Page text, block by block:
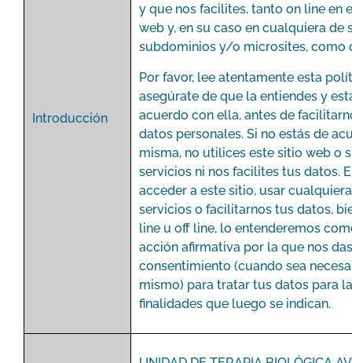
Introducción
y que nos facilites, tanto on line en
web y, en su caso en cualquiera de
subdominios y/o microsites, como
Por favor, lee atentamente esta
asegúrate de que la entiendes y
acuerdo con ella, antes de
datos personales. Si no estás de
misma, no utilices este sitio web o
servicios ni nos facilites tus datos.
acceder a este sitio, usar
servicios o facilitarnos tus datos,
line u off line, lo entenderemos
acción afirmativa por la que nos
consentimiento (cuando sea
mismo) para tratar tus datos para
finalidades que luego se indican.